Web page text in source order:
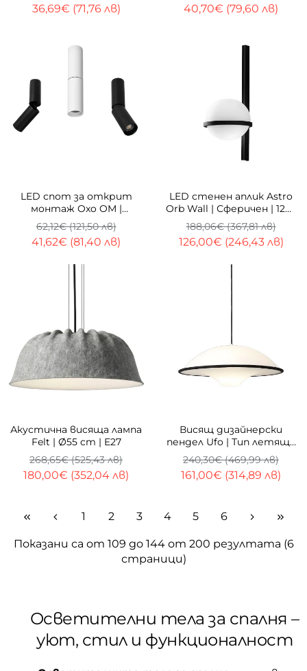
36,69€ (71,76 лв) 40,70€ (79,60 лв)
LED спот за открит
монтаж Oxo OM |
Регулируем | 7W-12W |
3000K
41,62€ (81,40 лв)
62,12€ (121,50 лв)
LED стенен аплик Astro
Orb Wall | Сферичен | 12W
| Черен
126,00€ (246,43 лв)
188,06€ (367,81 лв)
Акустична висяща лампа
Felt | Ø55 cm | E27
180,00€ (352,04 лв)
268,65€ (525,43 лв)
Висящ дизайнерски
пендел Ufo | Тип летяща
чиния | E27
161,00€ (314,89 лв)
240,30€ (469,99 лв)
1 2 3 4 5 6
Показани са от 109 до 144 от 200 резултата (6
страници)
Осветителни тела за спалня –
уют, стил и функционалност